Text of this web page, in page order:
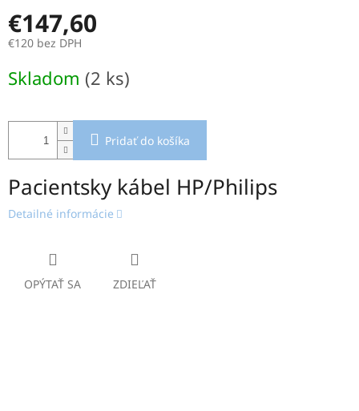
€147,60
€120 bez DPH
cena:
Skladom (2 ks)
Pridať do košíka
Pacientsky kábel HP/Philips
Detailné informácie
OPÝTAŤ SA ZDIEĽAŤ